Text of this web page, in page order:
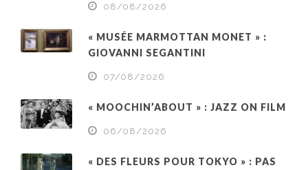
08/08/2026
« MUSÉE MARMOTTAN MONET » :
GIOVANNI SEGANTINI
07/08/2026
« MOOCHIN’ABOUT » : JAZZ ON FILM
06/08/2026
« DES FLEURS POUR TOKYO » : PAS